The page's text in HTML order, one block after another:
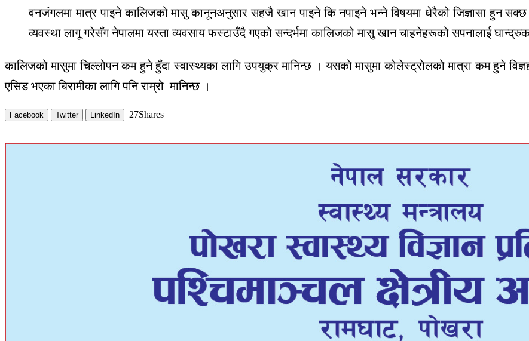
वनजंगलमा मात्र पाइने कालिजको मासु कानूनअनुसार सहजै खान पाइने कि नपाइने भन्ने विषयमा धेरैको जिज्ञासा हुन
व्यवस्था लागू गरेसँग नेपालमा यस्ता व्यवसाय फस्टाउँदै गएको सन्दर्भमा कालिजको मासु खान चाहनेहरूको सपनालाई
कालिजको मासुमा चिल्लोपन कम हुने हुँदा स्वास्थ्यका लागि उपयुक्र मानिन्छ । यसको मासुमा कोलेस्ट्रोलको मात्रा कम हुने
एसिड भएका बिरामीका लागि पनि राम्रो मानिन्छ ।
Facebook Twitter LinkedIn 27Shares